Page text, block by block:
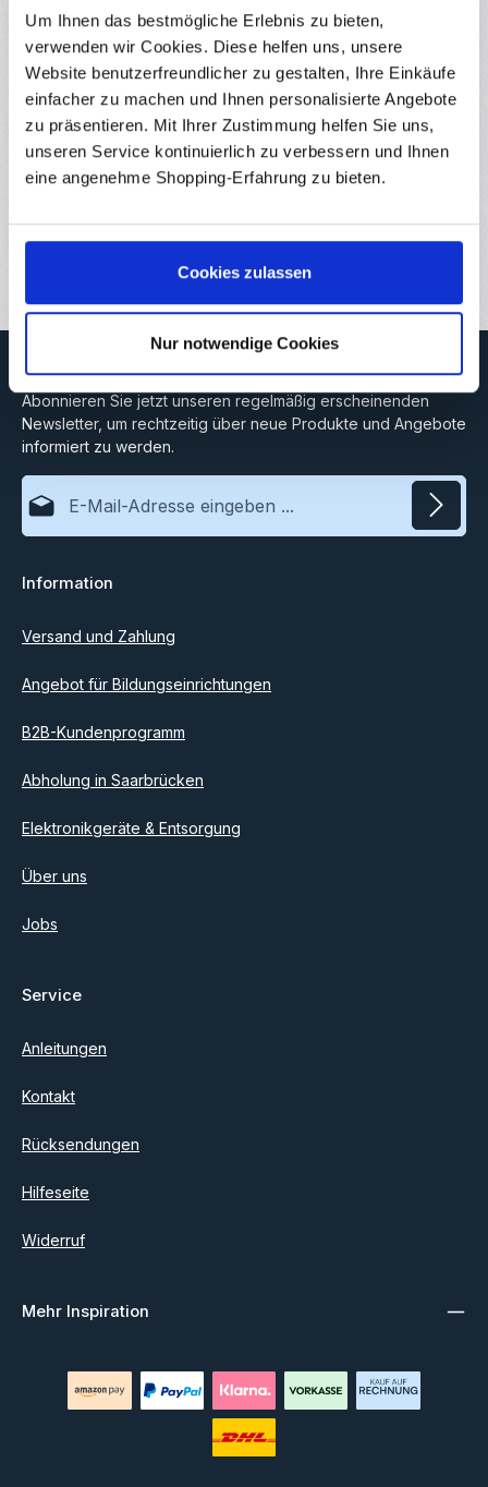
Um Ihnen das bestmögliche Erlebnis zu bieten,
verwenden wir Cookies. Diese helfen uns, unsere
Website benutzerfreundlicher zu gestalten, Ihre Einkäufe
einfacher zu machen und Ihnen personalisierte Angebote
zu präsentieren. Mit Ihrer Zustimmung helfen Sie uns,
unseren Service kontinuierlich zu verbessern und Ihnen
eine angenehme Shopping-Erfahrung zu bieten.
Cookies zulassen
Nur notwendige Cookies
Beschreibung
50x M3x25mm Linsenkopfschraube Innensechskant
ISO7380 Edelstahl rostfrei Diese Linsenkopfschrauben mit
Innensechskant nach… Mehr
Eigenschaften
Hersteller
Abonnieren Sie jetzt unseren regelmäßig erscheinenden
Newsletter, um rechtzeitig über neue Produkte und Angebote
informiert zu werden.
E-Mail-Adresse*
Ich habe dieDatenschutzbestimmungen
einverstanden.
Information
Versand und Zahlung
Angebot für Bildungseinrichtungen
B2B-Kundenprogramm
Abholung in Saarbrücken
Elektronikgeräte & Entsorgung
Über uns
Jobs
Service
Anleitungen
Kontakt
Rücksendungen
Hilfeseite
Widerruf
Mehr Inspiration